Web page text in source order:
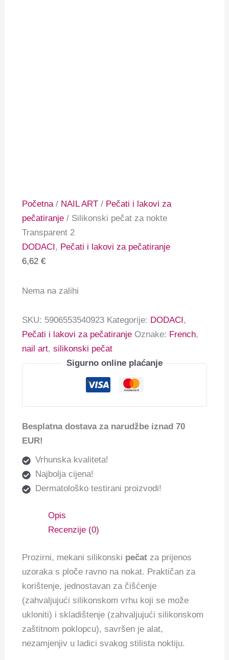
Početna/ NAIL ART / Pečati i lakovi za
pečatiranje / Silikonski pečat za nokte
Transparent 2
DODACI, Pečati i lakovi za pečatiranje
6,62€
Nema na zalihi
SKU: 5906553540923 Kategorije: DODACI ,
Pečati i lakovi za pečatiranje Oznake: French,
nail art,silikonski pečat
Sigurno online plaćanje
Besplatna dostava za narudžbe iznad 70
EUR!
Vrhunska kvaliteta!
Najbolja cijena!
Dermatološko testirani proizvodi!
Opis
Recenzije (0)
Prozirni, mekani silikonski pečat za prijenos
uzoraka s ploče ravno na nokat. Praktičan za
korištenje, jednostavan za čišćenje
(zahvaljujući silikonskom vrhu koji se može
ukloniti) i skladištenje (zahvaljujući silikonskom
zaštitnom poklopcu), savršen je alat,
nezamjenjiv u ladici svakog stilista noktiju.